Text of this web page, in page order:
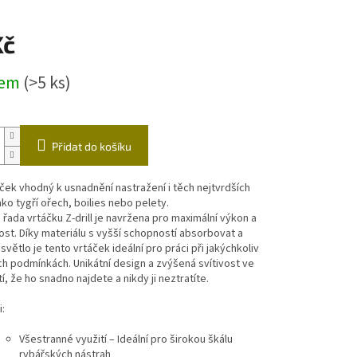
(>5 ks)
Přidat do košíku
vhodný k usnadnění nastražení i těch nejtvrdších
tygří ořech, boilies nebo pelety.
vrtáčku Z-drill je navržena pro maximální výkon a
Díky materiálu s vyšší schopností absorbovat a
je tento vrtáček ideální pro práci při jakýchkoliv
podmínkách. Unikátní design a zvýšená svítivost ve
že ho snadno najdete a nikdy ji neztratíte.
Všestranné využití – Ideální pro širokou škálu